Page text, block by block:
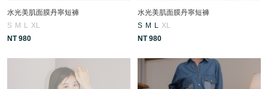
水光美肌面膜丹寧短褲
S M L XL
NT 980
水光美肌面膜丹寧短褲
S M L XL
NT 980